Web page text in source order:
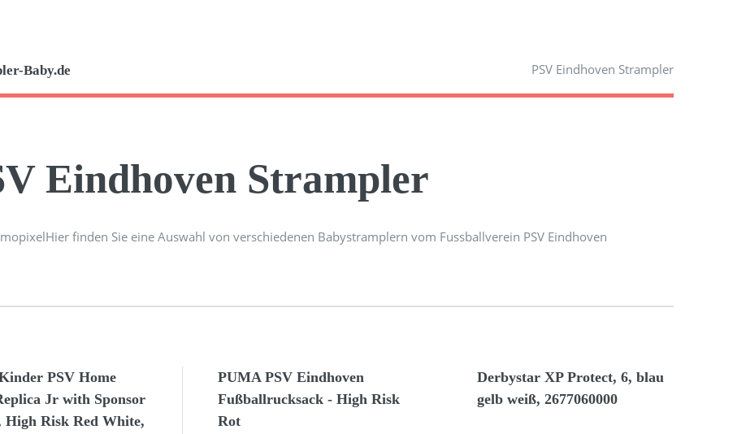
Baby.de PSV Eindhoven Strampler
Eindhoven Strampler
Hier finden Sie eine Auswahl von verschiedenen Babystramplern vom Fussballverein PSV Eindhoven
PSV Home
Jr with Sponsor
Risk Red White,
PUMA PSV Eindhoven
Fußballrucksack - High Risk
Rot
Derbystar XP Protect, 6, blau
gelb weiß, 2677060000